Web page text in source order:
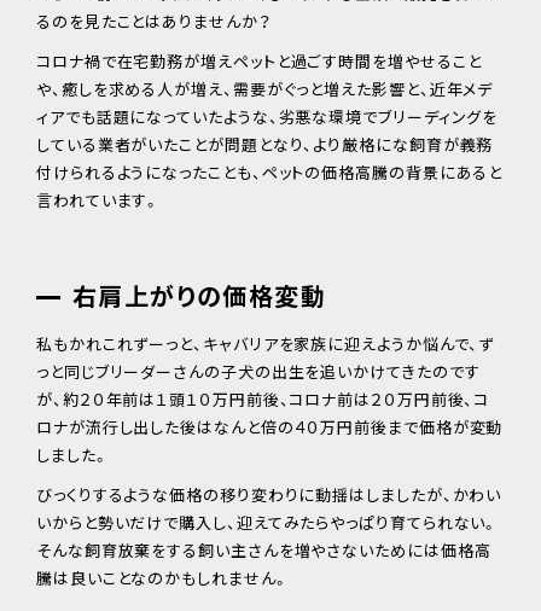
るのを見たことはありませんか？
コロナ禍で在宅勤務が増えペットと過ごす時間を増やせること
や、癒しを求める人が増え、需要がぐっと増えた影響と、近年メデ
ィアでも話題になっていたような、劣悪な環境でブリーディングを
している業者がいたことが問題となり、より厳格にな飼育が義務
付けられるようになったことも、ペットの価格高騰の背景にあると
言われています。
右肩上がりの価格変動
私もかれこれずーっと、キャバリアを家族に迎えようか悩んで、ず
っと同じブリーダーさんの子犬の出生を追いかけてきたのです
が、約２０年前は１頭１０万円前後、コロナ前は２０万円前後、コ
ロナが流行し出した後はなんと倍の４０万円前後まで価格が変動
しました。
びっくりするような価格の移り変わりに動揺はしましたが、かわい
いからと勢いだけで購入し、迎えてみたらやっぱり育てられない。
そんな飼育放棄をする飼い主さんを増やさないためには価格高
騰は良いことなのかもしれません。